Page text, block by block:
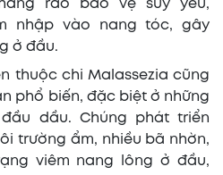
rào bảo vệ suy yếu,
nhập vào nang tóc, gây
ở đầu.
thuộc chi Malassezia cũng
phổ biến, đặc biệt ở những
dầu. Chúng phát triển
trường ẩm, nhiều bã nhờn,
viêm nang lông ở đầu,